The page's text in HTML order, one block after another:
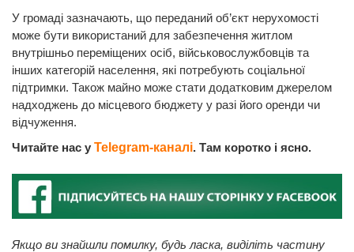
У громаді зазначають, що переданий об’єкт нерухомості
може бути використаний для забезпечення житлом
внутрішньо переміщених осіб, військовослужбовців та
інших категорій населення, які потребують соціальної
підтримки. Також майно може стати додатковим джерелом
надходжень до місцевого бюджету у разі його оренди чи
відчуження.
Читайте нас у Telegram-каналі. Там коротко і ясно.
Якщо ви знайшли помилку, будь ласка, виділіть частину